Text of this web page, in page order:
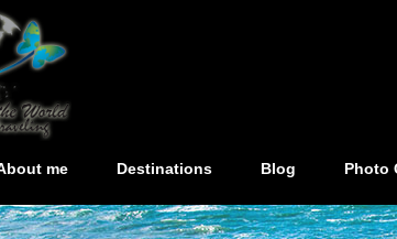
me Destinations Blog Photo